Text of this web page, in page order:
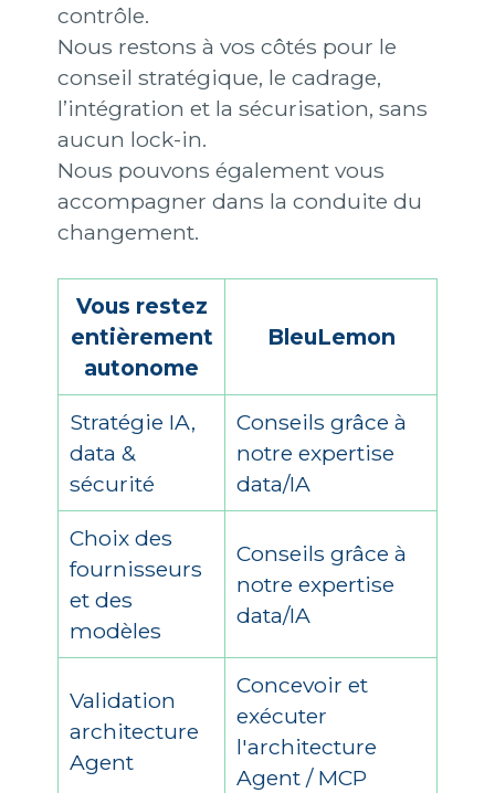
contrôle.
Nous restons à vos côtés pour le
conseil stratégique, le cadrage,
l’intégration et la sécurisation, sans
aucun lock-in.
Nous pouvons également vous
accompagner dans la conduite du
changement.
Vous restez
entièrement
autonome
BleuLemon
Stratégie IA,
data &
sécurité
Conseils grâce à
notre expertise
data/IA
Choix des
fournisseurs
et des
modèles
Conseils grâce à
notre expertise
data/IA
Validation
architecture
Agent
Concevoir et
exécuter
l'architecture
Agent / MCP